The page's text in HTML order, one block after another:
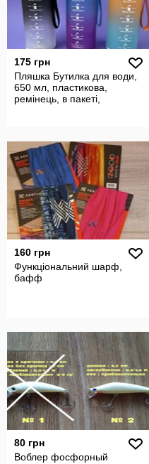
175 грн
Пляшка Бутилка для води,
650 мл, пластикова,
ремінець, в пакеті,
160 грн
Функціональний шарф,
бафф
80 грн
Воблер фосфорный